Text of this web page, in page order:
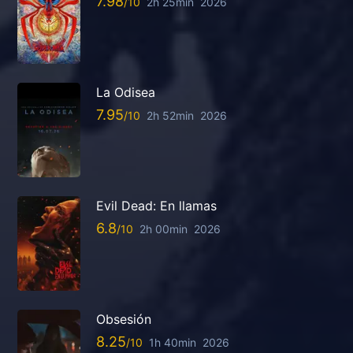
La Odisea
7.95 2h 52min 2026
Evil Dead: En llamas
6.8 2h 00min 2026
Obsesión
8.25 1h 40min 2026